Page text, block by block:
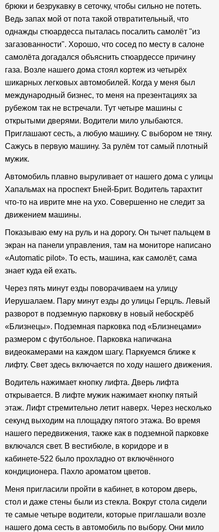
брюки и безрукавку в сеточку, чтобы сильно не потеть.
Ведь запах мой от пота такой отвратительный, что
однажды стюардесса пыталась посалить самолёт "из
загазованности". Хорошо, что сосед по месту в салоне
самолёта догадался объяснить стюардессе причину
газа. Возле нашего дома стоял кортеж из четырёх
шикарных легковых автомобилей. Когда у меня был
международный бизнес, то меня на презентациях за
рубежом так не встречали. Тут четыре машины с
открытыми дверями. Водители мило улыбаются.
Приглашают сесть, а любую машину. С выбором не тяну.
Сажусь в первую машину. За рулём тот самый плотный
мужик.
Автомобиль плавно выруливает от нашего дома с улицы
Хапальмах на проспект Бней-Брит. Водитель тарахтит
что-то на иврите мне на ухо. Совершенно не следит за
движением машины.
Показываю ему на руль и на дорогу. Он тычет пальцем в
экран на панели управления, там на мониторе написано
«Automatic pilot». То есть, машина, как самолёт, сама
знает куда ей ехать.
Через пять минут езды поворачиваем на улицу
Иерушалаем. Пару минут езды до улицы Герцль. Левый
разворот в подземную парковку в новый небоскрёб
«Близнецы». Подземная парковка под «Близнецами»
размером с футбольное. Парковка напичкана
видеокамерами на каждом шагу. Паркуемся ближе к
лифту. Свет здесь включается по ходу нашего движения.
Водитель нажимает кнопку лифта. Дверь лифта
открывается. В лифте мужик нажимает кнопку пятый
этаж. Лифт стремительно летит наверх. Через несколько
секунд выходим на площадку пятого этажа. Во время
нашего передвижения, также как в подземной парковке
включался свет. В вестибюле, в коридоре и в
кабинете-522 было прохладно от включённого
кондиционера. Пахло ароматом цветов.
Меня пригласили пройти в кабинет, в котором дверь,
стол и даже стены были из стекла. Вокруг стола сидели
те самые четыре водители, которые приглашали возле
нашего дома сесть в автомобиль по выбору. Они мило